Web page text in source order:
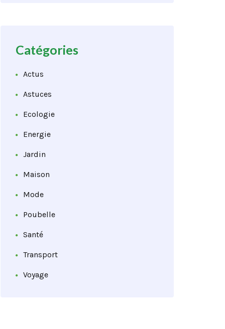
Catégories
Actus
Astuces
Ecologie
Energie
Jardin
Maison
Mode
Poubelle
Santé
Transport
Voyage